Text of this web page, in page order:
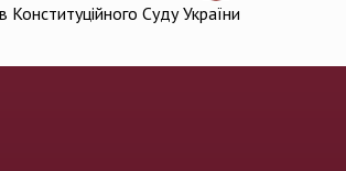
Конституційного Суду України